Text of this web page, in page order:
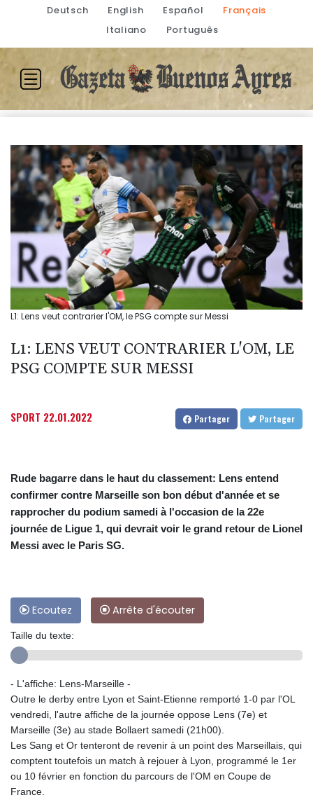
Deutsch English Español
Français
Italiano
Português
L1: Lens veut contrarier l'OM, le PSG compte sur Messi
L1: LENS VEUT CONTRARIER L'OM, LE
PSG COMPTE SUR MESSI
SPORT 22.01.2022 Partager Partager
Rude bagarre dans le haut du classement: Lens entend
confirmer contre Marseille son bon début d'année et se
rapprocher du podium samedi à l'occasion de la 22e
journée de Ligue 1, qui devrait voir le grand retour de Lionel
Messi avec le Paris SG.
Ecoutez Arrête d'écouter
Taille du texte:
- L'affiche: Lens-Marseille -
Outre le derby entre Lyon et Saint-Etienne remporté 1-0 par l'OL
vendredi, l'autre affiche de la journée oppose Lens (7e) et
Marseille (3e) au stade Bollaert samedi (21h00).
Les Sang et Or tenteront de revenir à un point des Marseillais, qui
comptent toutefois un match à rejouer à Lyon, programmé le 1er
ou 10 février en fonction du parcours de l'OM en Coupe de
France.